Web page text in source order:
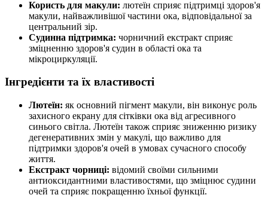
Користь для макули: лютеїн сприяє підтримці здоров'я
макули, найважливішої частини ока, відповідальної за
центральний зір.
Судинна підтримка: чорничний екстракт сприяє
зміцненню здоров'я судин в області ока та
мікроциркуляції.
Інгредієнти та їх властивості
Лютеїн: як основний пігмент макули, він виконує роль
захисного екрану для сітківки ока від агресивного
синього світла. Лютеїн також сприяє зниженню ризику
дегенеративних змін у макулі, що важливо для
підтримки здоров'я очей в умовах сучасного способу
життя.
Екстракт чорниці: відомий своїми сильними
антиоксидантними властивостями, що зміцнює судини
очей та сприяє покращенню їхньої функції.